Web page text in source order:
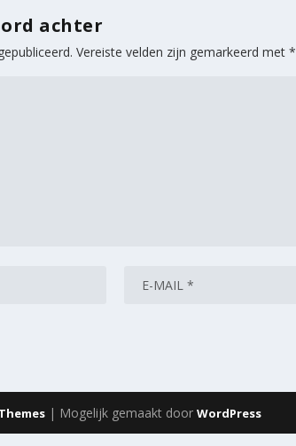
achter
Vereiste velden zijn gemarkeerd met*
| Mogelijk gemaakt doorWordPress